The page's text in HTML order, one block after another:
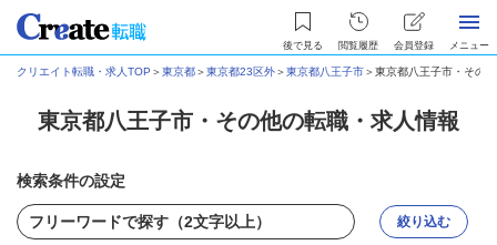
後で見る 閲覧履歴 会員登録 メニュー
クリエイト転職・求人TOP ＞東京都＞東京都23区外＞東京都八王子市＞東京都八王子市・その
東京都八王子市・その他の転職・求人情報
検索条件の設定
絞り込む